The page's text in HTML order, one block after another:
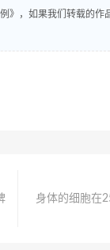
》，如果我们转载的
身体的细胞在